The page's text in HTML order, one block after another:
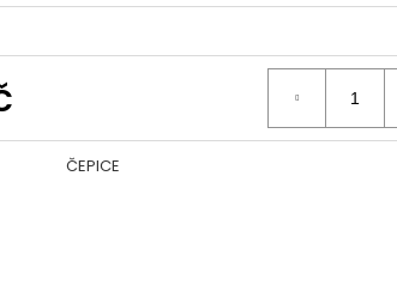
ČEPICE